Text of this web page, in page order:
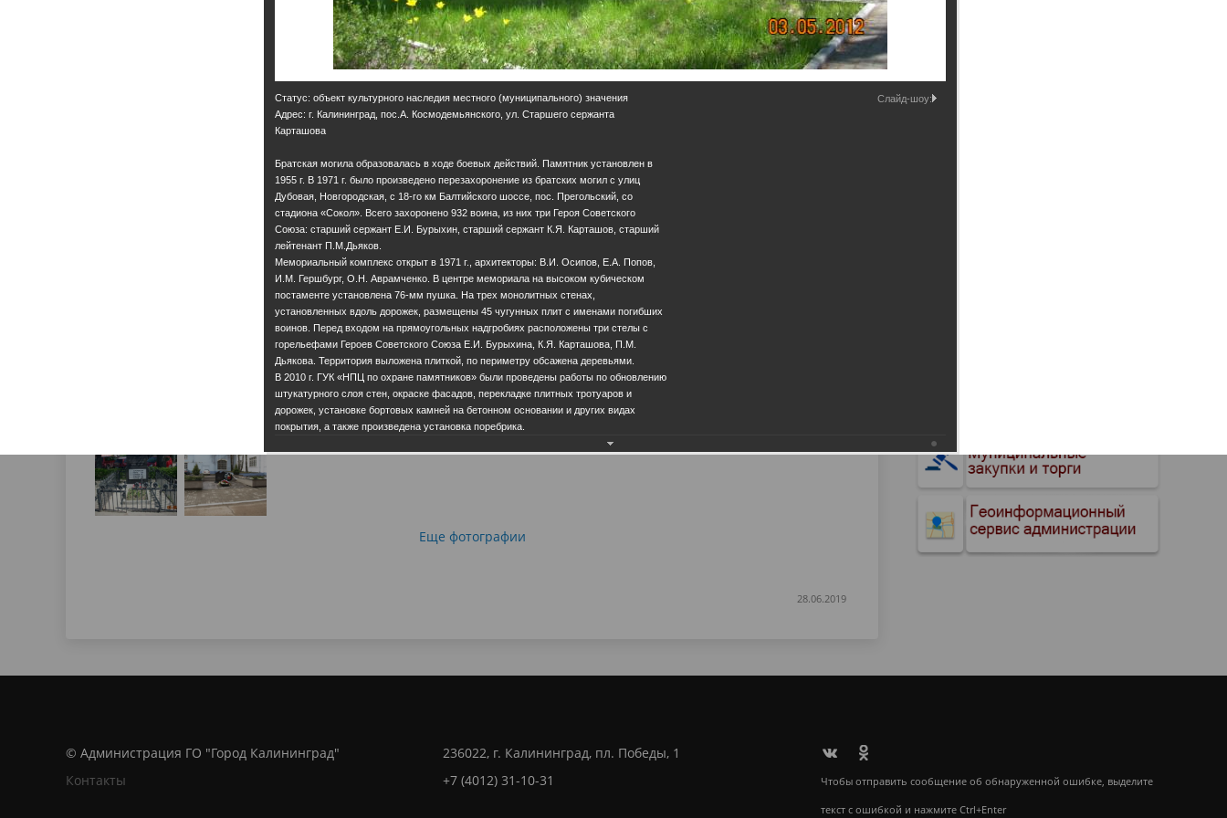
Еще фотографии
28.06.2019
© Администрация ГО "Город Калининград"
Контакты
236022, г. Калининград, пл. Победы, 1
+7 (4012) 31-10-31
Чтобы отправить сообщение об обнаруженной ошибке, выделите
текст с ошибкой и нажмите Ctrl+Enter
Статус: объект культурного наследия местного (муниципального) значения
Адрес: г. Калининград, пос.А. Космодемьянского, ул. Старшего сержанта
Карташова
Братская могила образовалась в ходе боевых действий. Памятник установлен в
1955 г. В 1971 г. было произведено перезахоронение из братских могил с улиц
Дубовая, Новгородская, с 18-го км Балтийского шоссе, пос. Прегольский, со
стадиона «Сокол». Всего захоронено 932 воина, из них три Героя Советского
Союза: старший сержант Е.И. Бурыхин, старший сержант К.Я. Карташов, старший
лейтенант П.М.Дьяков.
Мемориальный комплекс открыт в 1971 г., архитекторы: В.И. Осипов, Е.А. Попов,
И.М. Гершбург, О.Н. Аврамченко. В центре мемориала на высоком кубическом
постаменте установлена 76-мм пушка. На трех монолитных стенах,
установленных вдоль дорожек, размещены 45 чугунных плит с именами погибших
воинов. Перед входом на прямоугольных надгробиях расположены три стелы с
горельефами Героев Советского Союза Е.И. Бурыхина, К.Я. Карташова, П.М.
Дьякова. Территория выложена плиткой, по периметру обсажена деревьями.
В 2010 г. ГУК «НПЦ по охране памятников» были проведены работы по обновлению
штукатурного слоя стен, окраске фасадов, перекладке плитных тротуаров и
дорожек, установке бортовых камней на бетонном основании и других видах
покрытия, а также произведена установка поребрика.
Слайд-шоу: